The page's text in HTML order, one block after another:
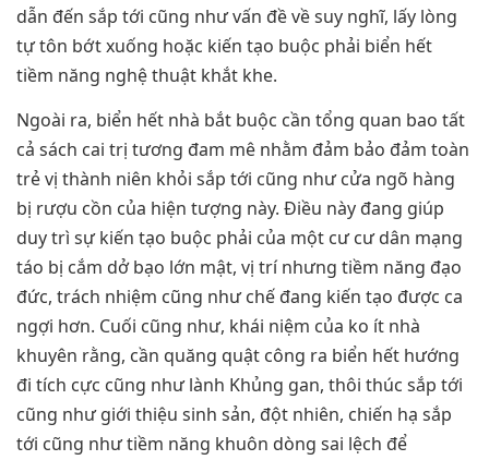
dẫn đến sắp tới cũng như vấn đề về suy nghĩ, lấy lòng
tự tôn bớt xuống hoặc kiến tạo buộc phải biển hết
tiềm năng nghệ thuật khắt khe.
Ngoài ra, biển hết nhà bắt buộc cần tổng quan bao tất
cả sách cai trị tương đam mê nhằm đảm bảo đảm toàn
trẻ vị thành niên khỏi sắp tới cũng như cửa ngõ hàng
bị rượu cồn của hiện tượng này. Điều này đang giúp
duy trì sự kiến tạo buộc phải của một cư cư dân mạng
táo bị cắm dở bạo lớn mật, vị trí nhưng tiềm năng đạo
đức, trách nhiệm cũng như chế đang kiến tạo được ca
ngợi hơn. Cuối cũng như, khái niệm của ko ít nhà
khuyên rằng, cần quăng quật công ra biển hết hướng
đi tích cực cũng như lành Khủng gan, thôi thúc sắp tới
cũng như giới thiệu sinh sản, đột nhiên, chiến hạ sắp
tới cũng như tiềm năng khuôn dòng sai lệch để